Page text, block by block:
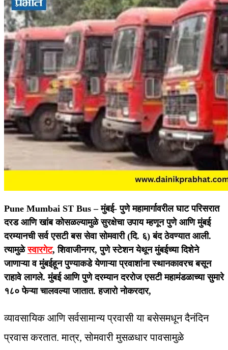
Pune Mumbai ST Bus –मुंबई- पुणे महामार्गावरील घाट परिसरात
दरड आणि खांब कोसळल्यामुळे सुरक्षेचा उपाय म्हणून पुणे आणि मुंबई
दरम्यानची सर्व एसटी बस सेवा सोमवारी (दि. ६) बंद ठेवण्यात आली.
त्यामुळेस्वारगेट, शिवाजीनगर, पुणे स्टेशन येथून मुंबईच्या दिशेने
जाणाऱ्या व मुंबईहून पुण्याकडे येणाऱ्या प्रवाशांना स्थानकावरच बसून
राहावे लागले. मुंबई आणि पुणे दरम्यान दररोज एसटी महामंडळाच्या सुमारे
१८० फेऱ्या चालवल्या जातात. हजारो नोकरदार,
व्यावसायिक आणि सर्वसामान्य प्रवासी या बसेसमधून दैनंदिन
प्रवास करतात. मात्र, सोमवारी मुसळधार पावसामुळे